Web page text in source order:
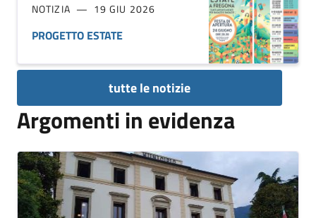
NOTIZIA 19 GIU 2026
PROGETTO ESTATE
tutte le notizie
Argomenti in evidenza